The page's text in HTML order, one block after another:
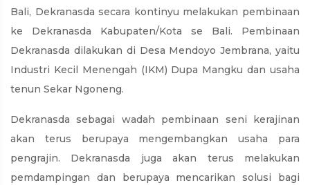
Bali, Dekranasda secara kontinyu melakukan pembinaan
ke Dekranasda Kabupaten/Kota se Bali. Pembinaan
Dekranasda dilakukan di Desa Mendoyo Jembrana, yaitu
Industri Kecil Menengah (IKM) Dupa Mangku dan usaha
tenun Sekar Ngoneng.
Dekranasda sebagai wadah pembinaan seni kerajinan
akan terus berupaya mengembangkan usaha para
pengrajin. Dekranasda juga akan terus melakukan
pemdampingan dan berupaya mencarikan solusi bagi